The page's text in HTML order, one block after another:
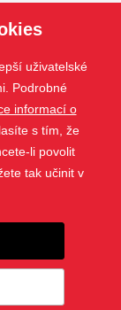
uživatelské
Podrobné
informací o
s tím, že
li povolit
tak učinit v